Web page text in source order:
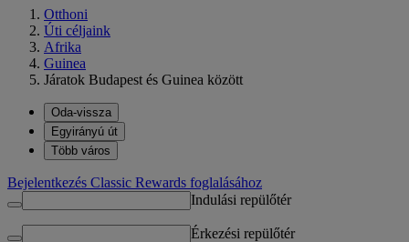
Otthoni
Úti céljaink
Afrika
Guinea
Járatok Budapest és Guinea között
Oda-vissza
Egyirányú út
Több város
Bejelentkezés Classic Rewards foglalásához
Indulási repülőtér
Érkezési repülőtér